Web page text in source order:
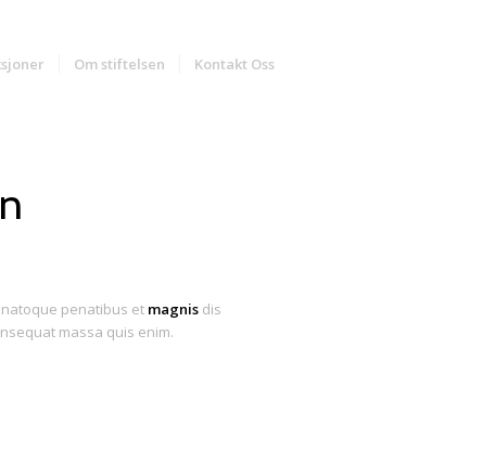
Om stiftelsen Kontakt Oss
natoque penatibus et magnisdis
massa quis enim.